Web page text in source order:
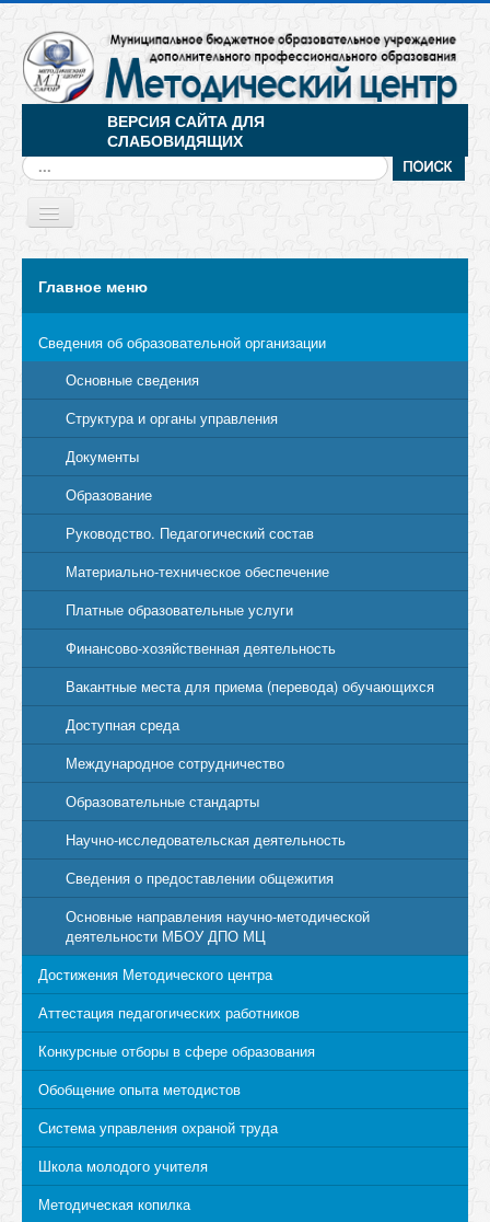
ВЕРСИЯ САЙТА ДЛЯ
СЛАБОВИДЯЩИХ
Искать...
Toggle
Главное меню
Сведения об образовательной организации
Основные сведения
Структура и органы управления
Документы
Образование
Руководство. Педагогический состав
Материально-техническое обеспечение
Платные образовательные услуги
Финансово-хозяйственная деятельность
Вакантные места для приема (перевода) обучающихся
Доступная среда
Международное сотрудничество
Образовательные стандарты
Научно-исследовательская деятельность
Сведения о предоставлении общежития
Основные направления научно-методической
деятельности МБОУ ДПО МЦ
Достижения Методического центра
Аттестация педагогических работников
Конкурсные отборы в сфере образования
Обобщение опыта методистов
Система управления охраной труда
Школа молодого учителя
Методическая копилка